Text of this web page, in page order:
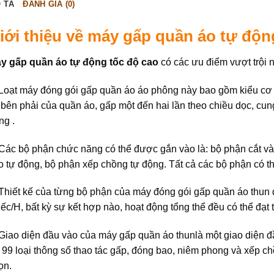
TẢ ĐÁNH GIÁ (0)
thiệu về máy gấp quần áo tự
gấp quần áo tự động tốc độ cao có các ưu điểm vượt trội
máy đóng gói gấp quần áo áo phông này bao gồm kiểu
phải của quần áo, gấp một đến hai lần theo chiều dọc,
.
bộ phận chức năng có thể được gắn vào là: bộ phận cắt
tự động, bộ phận xếp chồng tự động. Tất cả các bộ phận có
kế của từng bộ phận của máy đóng gói gấp quần áo
H, bất kỳ sự kết hợp nào, hoạt động tổng thể đều có thể đạt
diện đầu vào của máy gấp quần áo thunlà một giao diện
loại thông số thao tác gấp, đóng bao, niêm phong và xếp